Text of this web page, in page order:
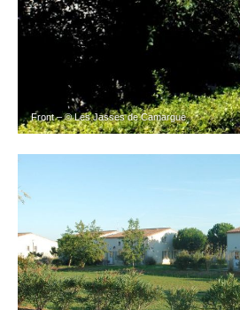
Front – © Les Jasses de Camargue